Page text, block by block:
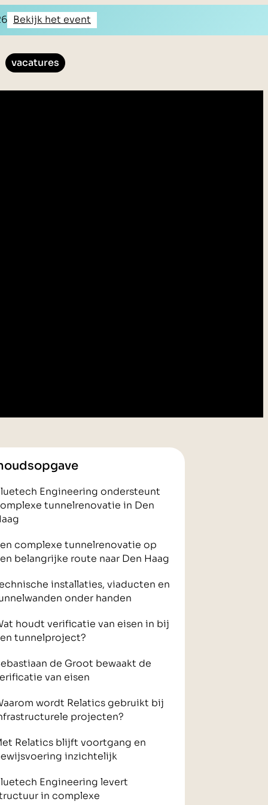
Bekijk het event
vacatures
Engineering ondersteunt
tunnelrenovatie in Den
complexe tunnelrenovatie op
belangrijke route naar Den Haag
installaties, viaducten en
onder handen
houdt verificatie van eisen in bij
tunnelproject?
de Groot bewaakt de
van eisen
wordt Relatics gebruikt bij
projecten?
Relatics blijft voortgang en
inzichtelijk
Engineering levert
in complexe